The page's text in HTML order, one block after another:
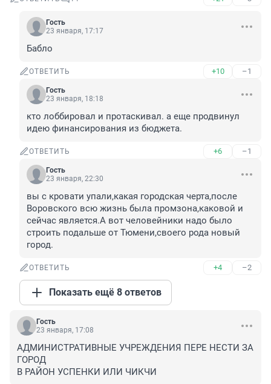
Гость
23 января, 17:17
Бабло
ОТВЕТИТЬ +10 –1
Гость
23 января, 18:18
кто лоббировал и протаскивал. а еще продвинул
идею финансирования из бюджета.
ОТВЕТИТЬ +6 –1
Гость
23 января, 22:30
вы с кровати упали,какая городская черта,после
Воровского всю жизнь была промзона,каковой и
сейчас является.А вот человейники надо было
строить подальше от Тюмени,своего рода новый
город.
ОТВЕТИТЬ +4 –2
Показать ещё 8 ответов
Гость
23 января, 17:08
АДМИНИСТРАТИВНЫЕ УЧРЕЖДЕНИЯ ПЕРЕ НЕСТИ ЗА
ГОРОД
В РАЙОН УСПЕНКИ ИЛИ ЧИКЧИ